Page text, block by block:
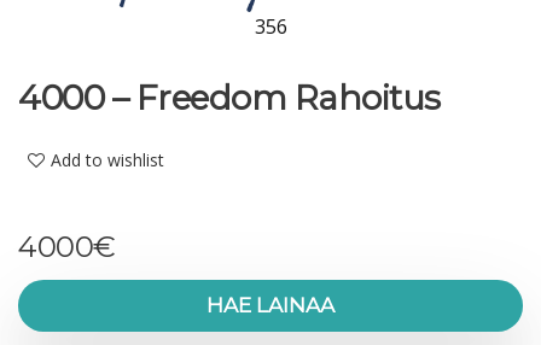
356
4000 – Freedom Rahoitus
Add to wishlist
4000€
HAE LAINAA